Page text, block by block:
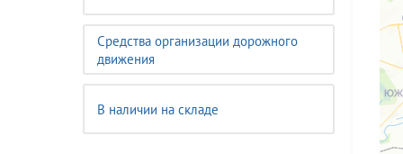
Средства организации дорожного
движения
В наличии на складе